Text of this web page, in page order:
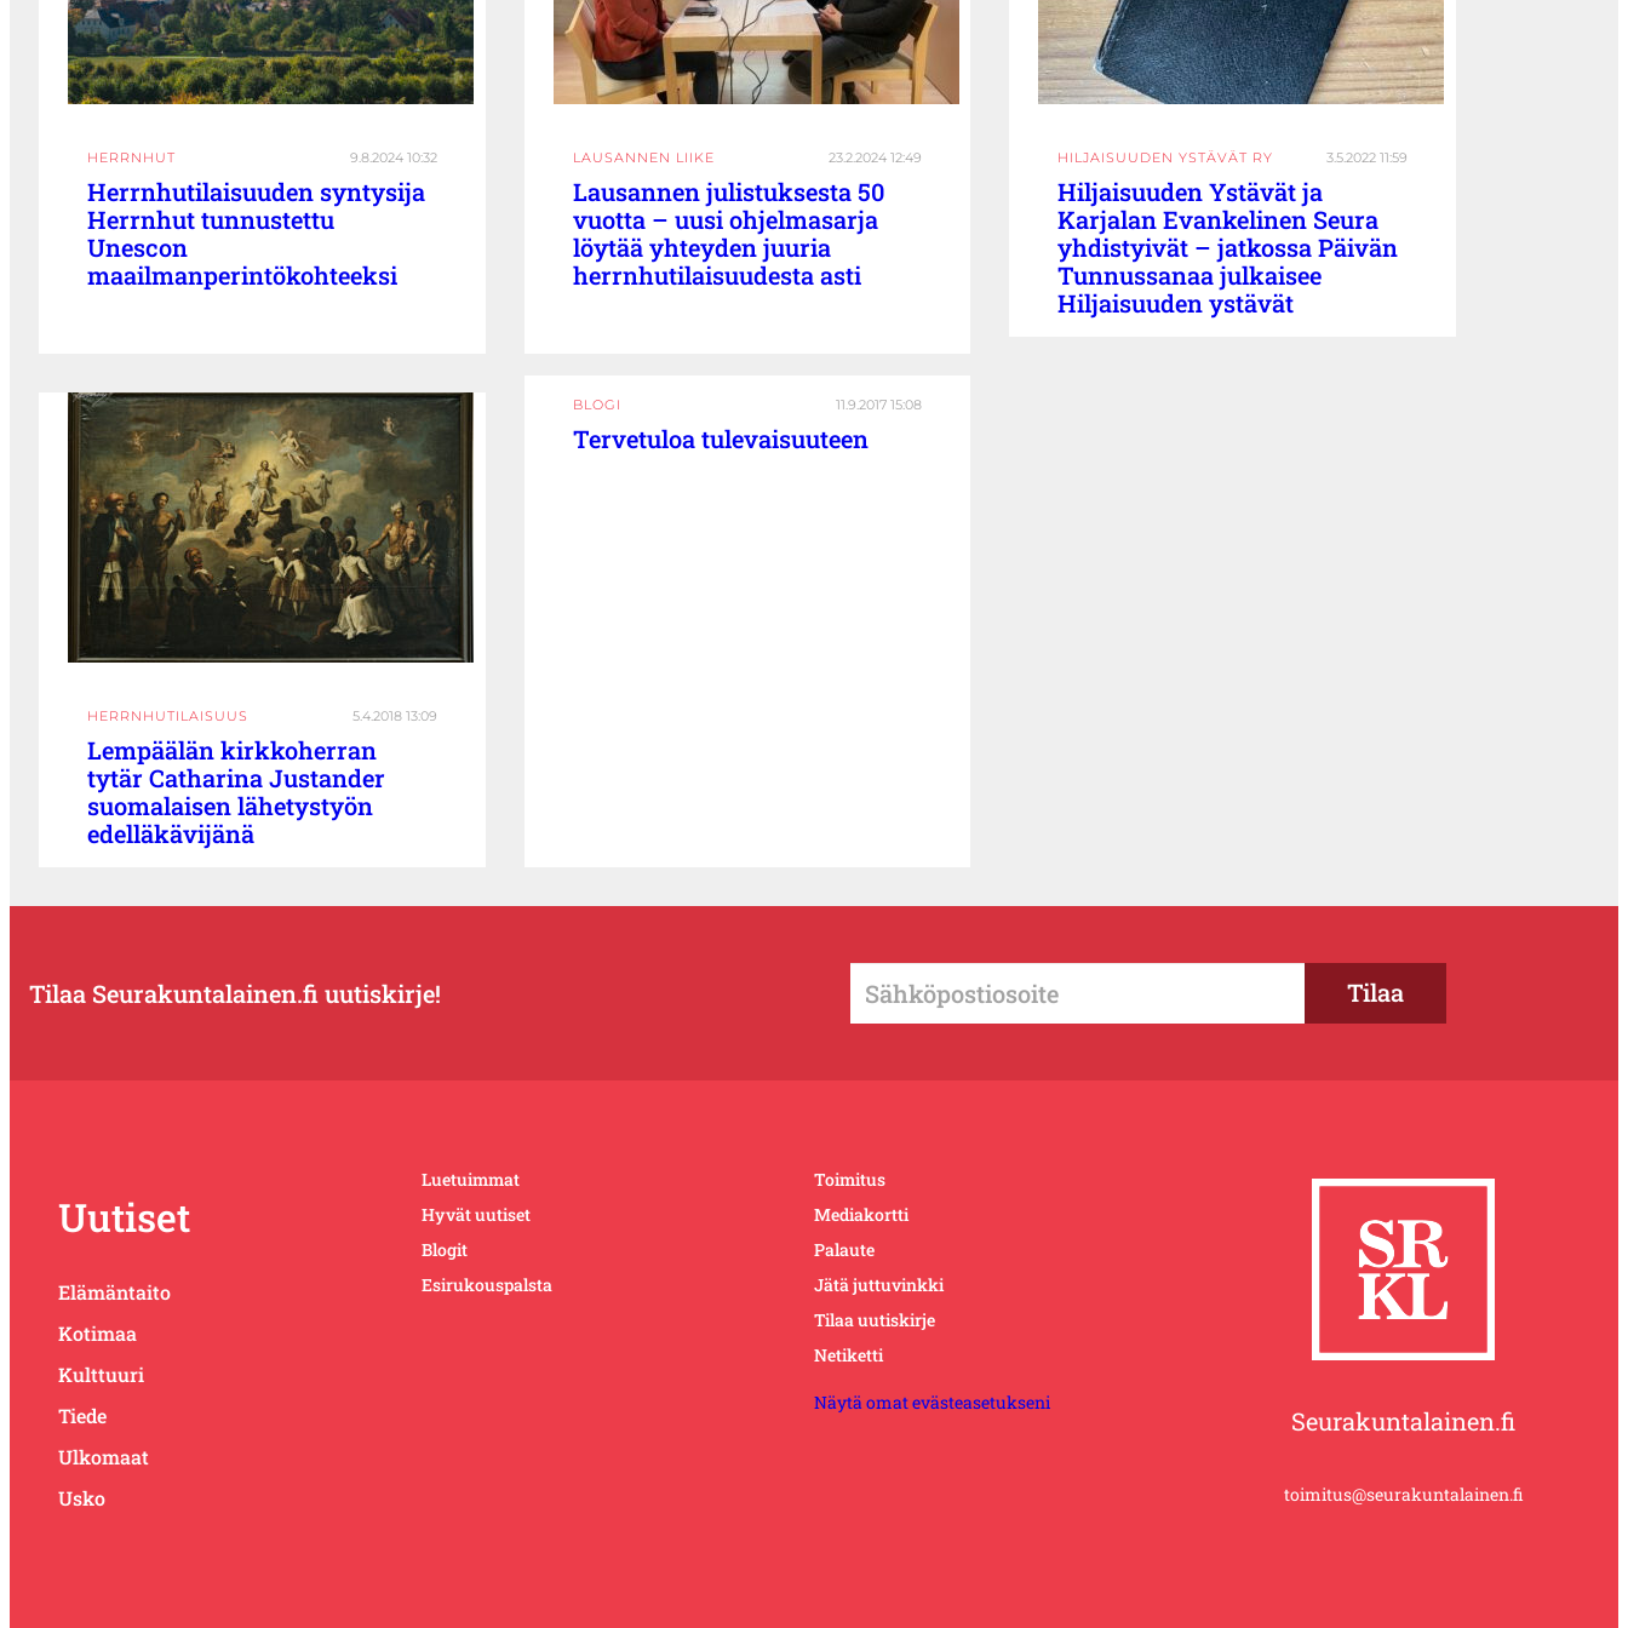
HERRNHUT 9.8.2024 10:32
Herrnhutilaisuuden syntysija
Herrnhut tunnustettu
Unescon
maailmanperintökohteeksi
LAUSANNEN LIIKE 23.2.2024 12:49
Lausannen julistuksesta 50
vuotta – uusi ohjelmasarja
löytää yhteyden juuria
herrnhutilaisuudesta asti
HILJAISUUDEN YSTÄVÄT RY 3.5.2022 11:59
Hiljaisuuden Ystävät ja
Karjalan Evankelinen Seura
yhdistyivät – jatkossa Päivän
Tunnussanaa julkaisee
Hiljaisuuden ystävät
HERRNHUTILAISUUS 5.4.2018 13:09
Lempäälän kirkkoherran
tytär Catharina Justander
suomalaisen lähetystyön
edelläkävijänä
BLOGI 11.9.2017 15:08
Tervetuloa tulevaisuuteen
Tilaa Seurakuntalainen.fi uutiskirje!
Uutiset
Elämäntaito
Kotimaa
Kulttuuri
Tiede
Ulkomaat
Usko
Luetuimmat
Hyvät uutiset
Blogit
Esirukouspalsta
Toimitus
Mediakortti
Palaute
Jätä juttuvinkki
Tilaa uutiskirje
Netiketti
Näytä omat evästeasetukseni
Seurakuntalainen.fi
toimitus@seurakuntalainen.fi